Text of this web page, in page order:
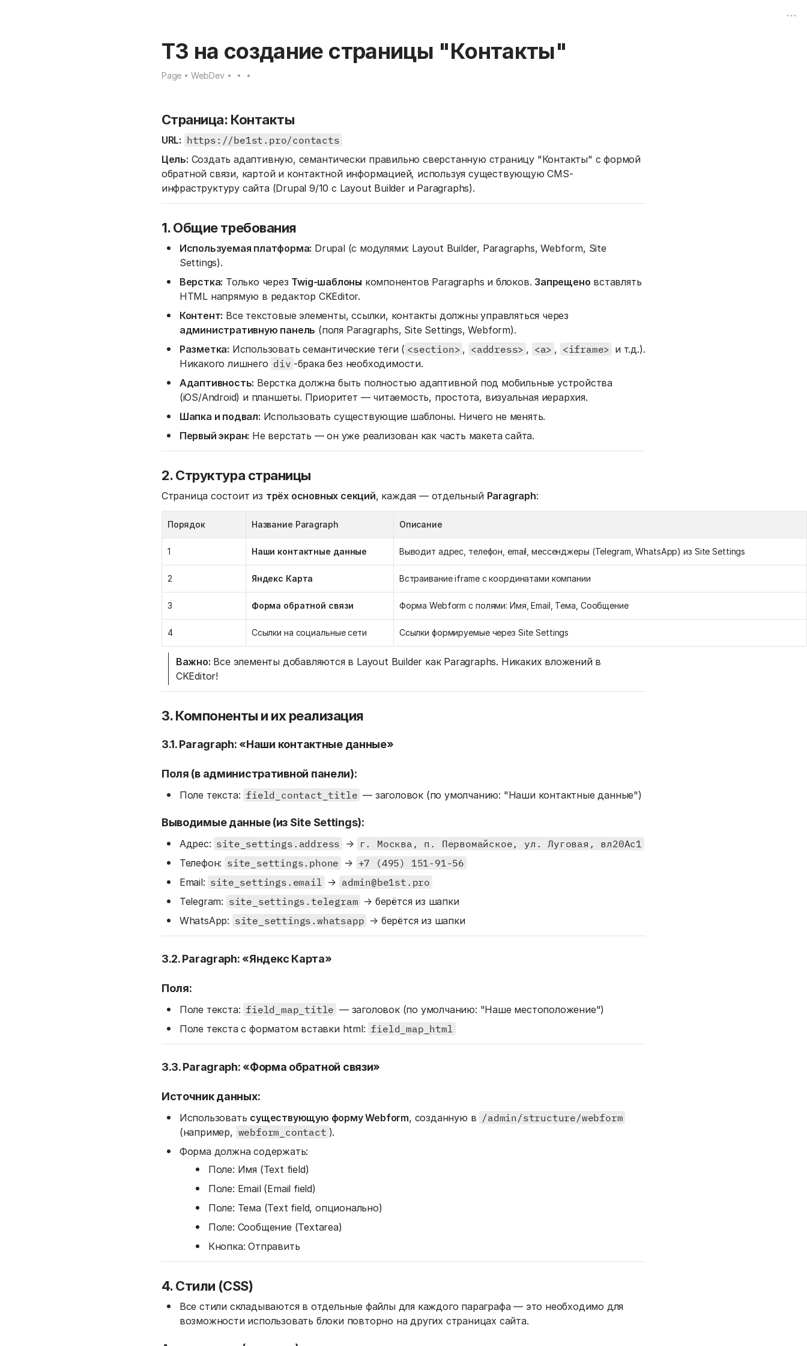
ТЗ на создание страницы "Контакты"
Page WebDev
Страница: Контакты
URL: https://be1st.pro/contacts
Цель: Создать адаптивную, семантически правильно сверстанную страницу "Контакты" с формой
обратной связи, картой и контактной информацией, используя существующую CMS-
инфраструктуру сайта (Drupal 9/10 с Layout Builder и Paragraphs).
1. Общие требования
Используемая платформа: Drupal (с модулями: Layout Builder, Paragraphs, Webform, Site
Settings).
Верстка: Только через Twig-шаблоны компонентов Paragraphs и блоков. Запрещено вставлять
HTML напрямую в редактор CKEditor.
Контент: Все текстовые элементы, ссылки, контакты должны управляться через
административную панель (поля Paragraphs, Site Settings, Webform).
Разметка: Использовать семантические теги ( <section> , <address> , <a> , <iframe> и т.д.).
Никакого лишнего div -брака без необходимости.
Адаптивность: Верстка должна быть полностью адаптивной под мобильные устройства
(iOS/Android) и планшеты. Приоритет — читаемость, простота, визуальная иерархия.
Шапка и подвал: Использовать существующие шаблоны. Ничего не менять.
Первый экран: Не верстать — он уже реализован как часть макета сайта.
2. Структура страницы
Страница состоит из трёх основных секций, каждая — отдельный Paragraph:
Порядок Название Paragraph Описание
1 Наши контактные данные Выводит адрес, телефон, email, мессенджеры (Telegram, WhatsApp) из Site Settings
2 Яндекс Карта Встраивание iframe с координатами компании
3 Форма обратной связи Форма Webform с полями: Имя, Email, Тема, Сообщение
4 Ссылки на социальные сети Ссылки формируемые через Site Settings
Важно: Все элементы добавляются в Layout Builder как Paragraphs. Никаких вложений в
CKEditor!
3. Компоненты и их реализация
3.1. Paragraph: «Наши контактные данные»
Поля (в административной панели):
Поле текста: field_contact_title — заголовок (по умолчанию: "Наши контактные данные")
Выводимые данные (из Site Settings):
Адрес: site_settings.address → г. Москва, п. Первомайское, ул. Луговая, вл20Ас1
Телефон: site_settings.phone → +7 (495) 151-91-56
Email: site_settings.email → admin@be1st.pro
Telegram: site_settings.telegram → берётся из шапки
WhatsApp: site_settings.whatsapp → берётся из шапки
3.2. Paragraph: «Яндекс Карта»
Поля:
Поле текста: field_map_title — заголовок (по умолчанию: "Наше местоположение")
Поле текста с форматом вставки html: field_map_html
3.3. Paragraph: «Форма обратной связи»
Источник данных:
Использовать существующую форму Webform, созданную в /admin/structure/webform
(например, webform_contact ).
Форма должна содержать:
Поле: Имя (Text field)
Поле: Email (Email field)
Поле: Тема (Text field, опционально)
Поле: Сообщение (Textarea)
Кнопка: Отправить
4. Стили (CSS)
Все стили складываются в отдельные файлы для каждого параграфа — это необходимо для
возможности использовать блоки повторно на других страницах сайта.